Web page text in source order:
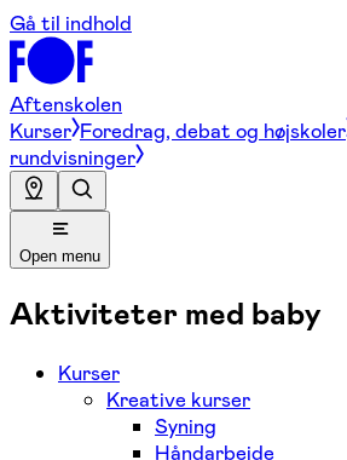
Gå til indhold
Aftenskolen
Kurser Foredrag, debat og højskoler
rundvisninger
Open menu
Aktiviteter med baby
Kurser
Kreative kurser
Syning
Håndarbejde